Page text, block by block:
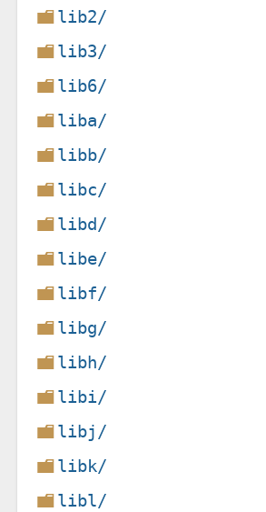
lib2/
lib3/
lib6/
liba/
libb/
libc/
libd/
libe/
libf/
libg/
libh/
libi/
libj/
libk/
libl/